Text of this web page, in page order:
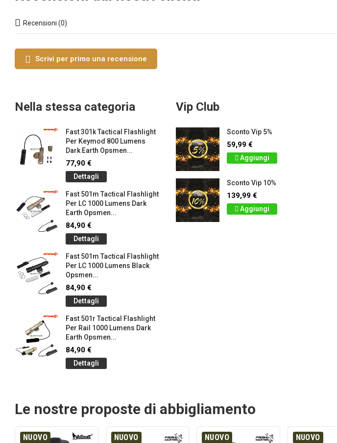
Recensioni (0)
Scrivi per primo una recensione
Nella stessa categoria
Fast 301k Tactical Flashlight
Per Keymod 800 Lumens
Dark Earth Opsmen...
77,90 €
Dettagli
Fast 501m Tactical Flashlight
Per LC 1000 Lumens Dark
Earth Opsmen...
84,90 €
Dettagli
Fast 501m Tactical Flashlight
Per LC 1000 Lumens Black
Opsmen...
84,90 €
Dettagli
Fast 501r Tactical Flashlight
Per Rail 1000 Lumens Dark
Earth Opsmen...
84,90 €
Dettagli
Vip Club
Sconto Vip 5%
59,99 €
Aggiungi
Sconto Vip 10%
139,99 €
Aggiungi
Le nostre proposte di abbigliamento
NUOVO NUOVO NUOVO NUOVO